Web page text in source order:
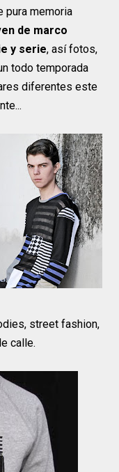
pura memoria
de marco
y serie, así fotos,
todo temporada
diferentes este
street fashion,
calle.